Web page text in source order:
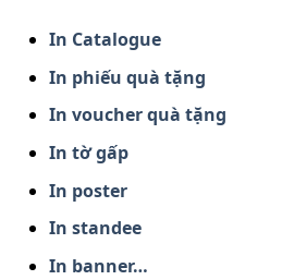
In Catalogue
In phiếu quà tặng
In voucher quà tặng
In tờ gấp
In poster
In standee
In banner…